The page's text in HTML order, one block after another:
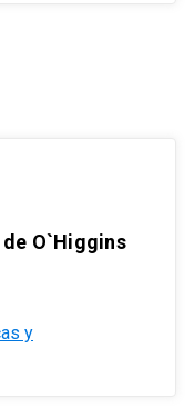
O`Higgins
y